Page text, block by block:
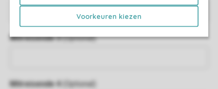
Voorkeuren kiezen
Mitreisende 3(Optional)
Mitreisende 4 (Optional)